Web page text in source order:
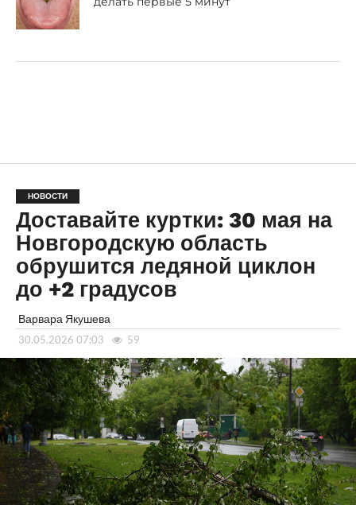
НОВОСТИ
Доставайте куртки: 30 мая на
Новгородскую область
обрушится ледяной циклон
до +2 градусов
Варвара Якушева
30.05.2026 07:03 59